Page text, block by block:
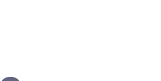
Következő